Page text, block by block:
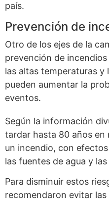
país.
Prevención de
Otro de los ejes de la
prevención de
las altas temperaturas y
pueden aumentar la
eventos.
Según la información
tardar hasta 80 años en
un incendio, con
las fuentes de agua y
Para disminuir estos
recomendaron evitar